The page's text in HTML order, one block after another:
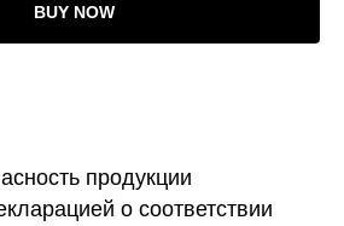
BUY NOW
продукции
о соответствии